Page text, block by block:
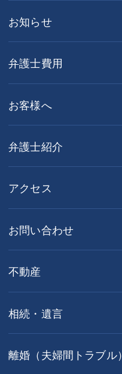
お知らせ
弁護士費用
お客様へ
弁護士紹介
アクセス
お問い合わせ
不動産
相続・遺言
離婚（夫婦間トラブル）